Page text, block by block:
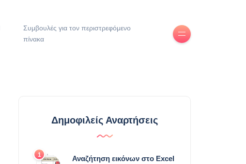
Συμβουλές για τον περιστρεφόμενο
πίνακα
Δημοφιλείς Αναρτήσεις
1
Αναζήτηση εικόνων στο Excel